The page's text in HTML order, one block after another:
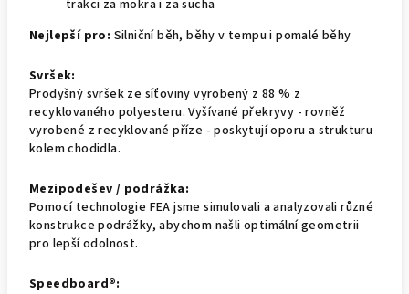
trakci za mokra i za sucha
Nejlepší pro: Silniční běh, běhy v tempu i pomalé běhy
Svršek:
Prodyšný svršek ze síťoviny vyrobený z 88 % z
recyklovaného polyesteru. Vyšívané překryvy - rovněž
vyrobené z recyklované příze - poskytují oporu a strukturu
kolem chodidla.
Mezipodešev / podrážka:
Pomocí technologie FEA jsme simulovali a analyzovali různé
konstrukce podrážky, abychom našli optimální geometrii
pro lepší odolnost.
Speedboard®: